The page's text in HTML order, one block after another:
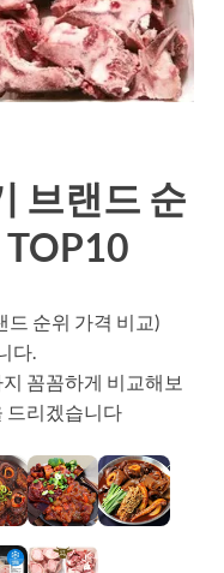
브랜드 순
TOP10
드 순위 가격 비교)
다.
꼼꼼하게 비교해보
드리겠습니다